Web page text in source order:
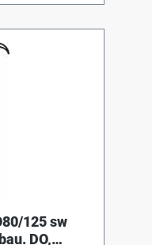
125 sw
DO,